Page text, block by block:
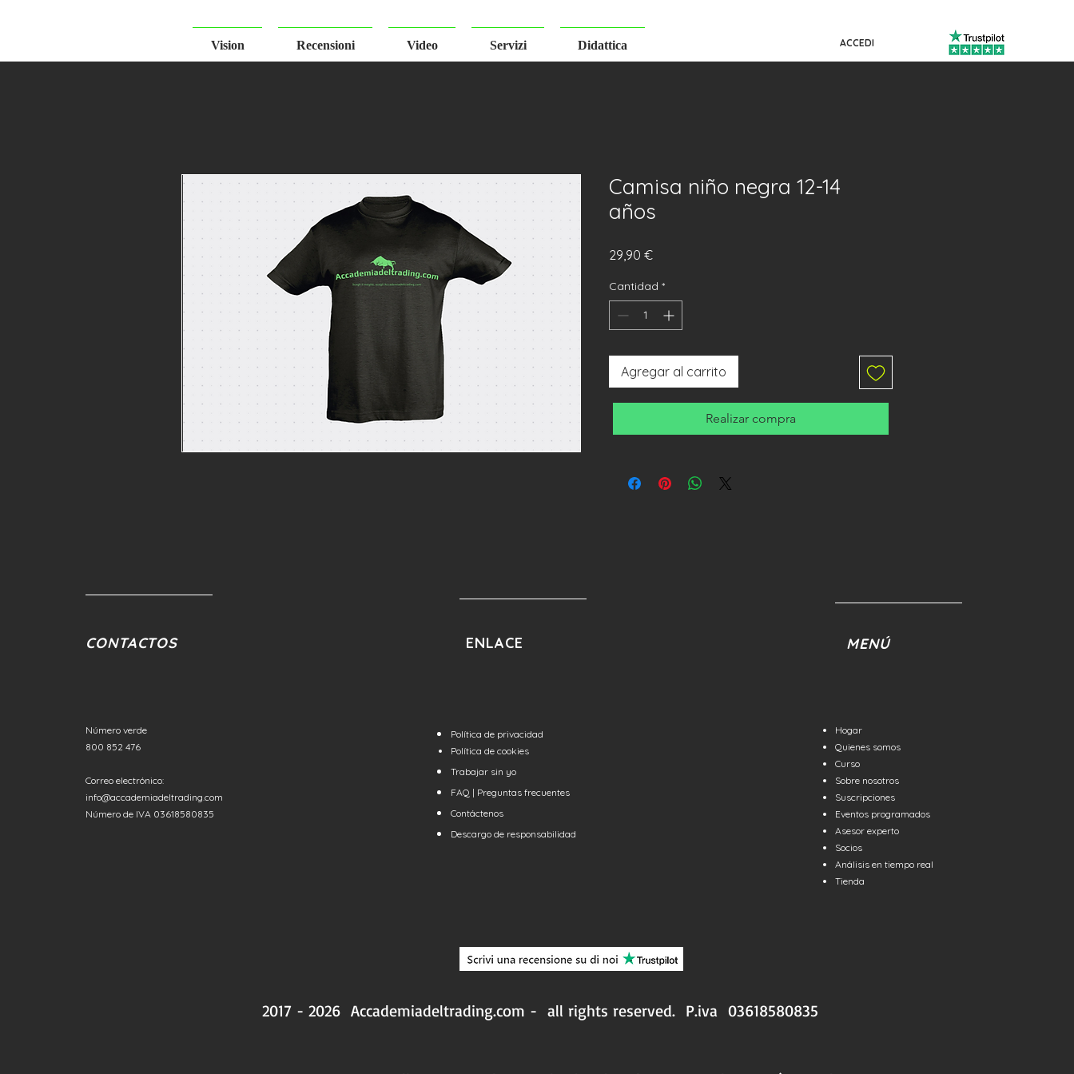
Vision Recensioni Video Servizi Didattica ACCEDI
Camisa niño negra 12-14
años
29,90 €Precio
Cantidad *
Agregar al carrito
Realizar compra
CONTACTOS
Número verde
800 852 476
Correo electrónico:
info@accademiadeltrading.com
Número de IVA 03618580835
ENLACE
Política de privacidad
Política de cookies
Trabajar sin yo
FAQ | Preguntas frecuentes
Contáctenos
Descargo de responsabilidad
MENÚ
Hogar
Quienes somos
Curso
Sobre nosotros
Suscripciones
Eventos programados
Asesor experto
Socios
Análisis en tiempo real
Tienda
2017 - 2026 Accademiadeltrading.com - all rights reserved. P.iva 03618580835